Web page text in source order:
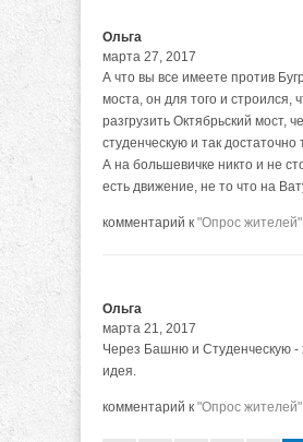
Ольга
марта 27, 2017
А что вы все имеете против
моста, он для того и строился,
разгрузить Октябрьский мост,
студенческую и так достаточно
А на большевичке никто и не
есть движение, не то что на
комментарий к "Опрос жителей"
Ольга
марта 21, 2017
Через Башню и Студенческую -
идея.
комментарий к "Опрос жителей"